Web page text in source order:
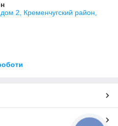
2, Кременчугский район,